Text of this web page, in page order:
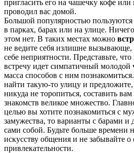
пригласить его на чашечку кофе
проводил вас домой.
Большой популярностью
в парках, барах или на улице.
этом нет. В таких местах можно
не ведите себя излишне вызывающе,
себе неприятности. Представьте,
встречу идет симпатичный молодой
масса способов с ним
найти такую-то улицу и
никуда не торопиться, составить
знакомств великое множество.
целью вы хотите познакомиться с
замужества, то варианты с барами и
сами собой. Будьте больше времени
искусству общения и не забывайте о
привлекательности.